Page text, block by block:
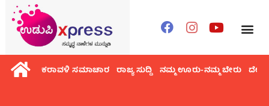
ಕರಾವಳಿ ಸಮಾಚಾರ ರಾಜ್ಯ ಸುದ್ದಿ ನಮ್ಮ ಊರು-ನಮ್ಮ ಬೇರು ದೇಶ